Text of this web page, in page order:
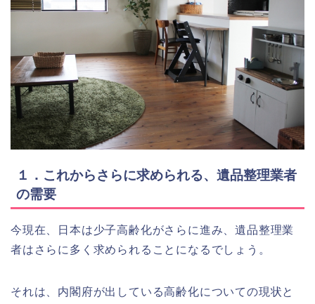
１．これからさらに求められる、遺品整理業者
の需要
今現在、日本は少子高齢化がさらに進み、遺品整理業
者はさらに多く求められることになるでしょう。
それは、内閣府が出している高齢化についての現状と